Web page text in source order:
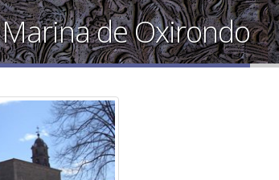
de Oxirondo